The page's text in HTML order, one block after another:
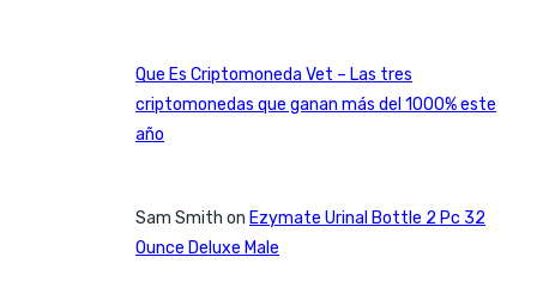
Que Es Criptomoneda Vet – Las tres
criptomonedas que ganan más del 1000% este
año
Sam Smith on Ezymate Urinal Bottle 2 Pc 32
Ounce Deluxe Male